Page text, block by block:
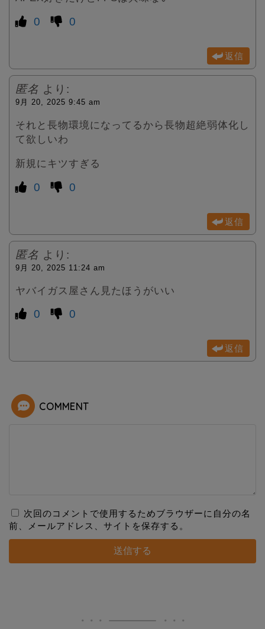
0 0
返信
匿名 より:
9月 20, 2025 9:45 am
それと長物環境になってるから長物超絶弱体化し
て欲しいわ
新規にキツすぎる
0 0
返信
匿名 より:
9月 20, 2025 11:24 am
ヤバイガス屋さん見たほうがいい
0 0
返信
COMMENT
次回のコメントで使用するためブラウザーに自分の名
前、メールアドレス、サイトを保存する。